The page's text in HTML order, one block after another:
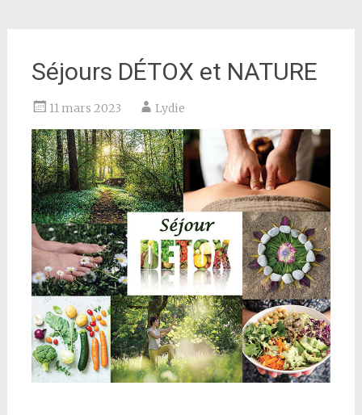
Séjours DÉTOX et NATURE
11 mars 2023 Lydie